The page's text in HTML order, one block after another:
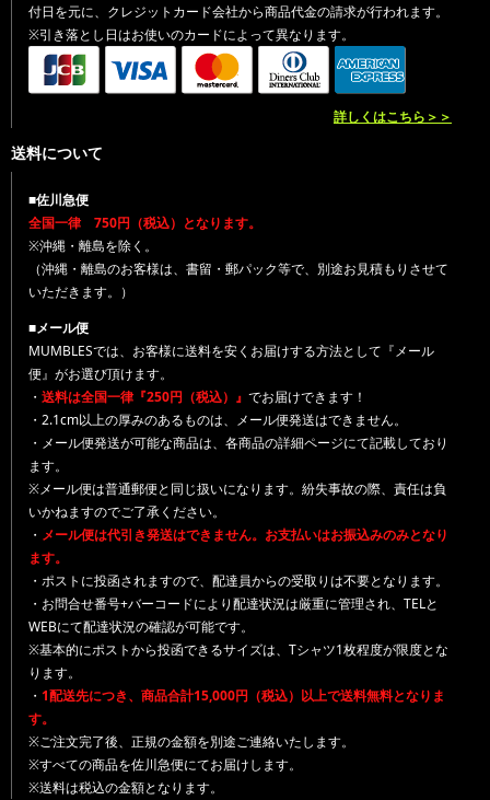
付日を元に、クレジットカード会社から商品代金の請求が行われます。
※引き落とし日はお使いのカードによって異なります。
詳しくはこちら＞＞
送料について
■佐川急便
全国一律 750円（税込）となります。
※沖縄・離島を除く。
（沖縄・離島のお客様は、書留・郵パック等で、別途お見積もりさせて
いただきます。）
■メール便
MUMBLESでは、お客様に送料を安くお届けする方法として『メール
便』がお選び頂けます。
・ 送料は全国一律『250円（税込）』 でお届けできます！
・2.1cm以上の厚みのあるものは、メール便発送はできません。
・メール便発送が可能な商品は、各商品の詳細ページにて記載しており
ます。
※メール便は普通郵便と同じ扱いになります。紛失事故の際、責任は負
いかねますのでご了承ください。
・ メール便は代引き発送はできません。お支払いはお振込みのみとなり
ます。
・ポストに投函されますので、配達員からの受取りは不要となります。
・お問合せ番号+バーコードにより配達状況は厳重に管理され、TELと
WEBにて配達状況の確認が可能です。
※基本的にポストから投函できるサイズは、Tシャツ1枚程度が限度とな
ります。
・ 1配送先につき、商品合計15,000円（税込）以上で送料無料となりま
す。
※ご注文完了後、正規の金額を別途ご連絡いたします。
※すべての商品を佐川急便にてお届けします。
※送料は税込の金額となります。